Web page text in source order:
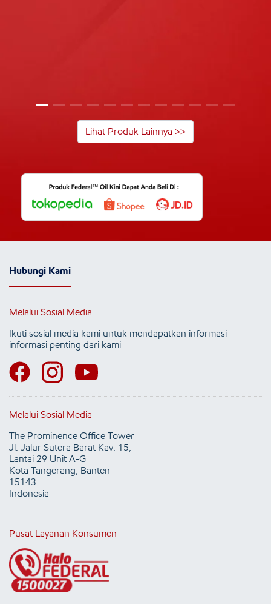
Lihat Produk Lainnya >>
Hubungi Kami
Melalui Sosial Media
Ikuti sosial media kami untuk mendapatkan informasi-
informasi penting dari kami
Melalui Sosial Media
The Prominence Office Tower
Jl. Jalur Sutera Barat Kav. 15,
Lantai 29 Unit A-G
Kota Tangerang, Banten
15143
Indonesia
Pusat Layanan Konsumen